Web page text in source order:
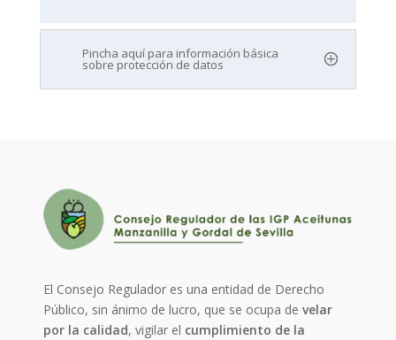
Pincha aquí para información básica
sobre protección de datos
El Consejo Regulador es una entidad de Derecho
Público, sin ánimo de lucro, que se ocupa develar
por la calidad, vigilar el cumplimiento de la